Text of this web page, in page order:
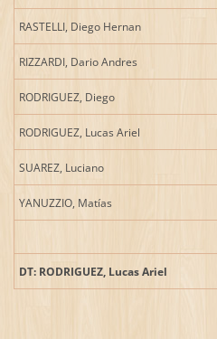
RASTELLI, Diego Hernan
RIZZARDI, Dario Andres
RODRIGUEZ, Diego
RODRIGUEZ, Lucas Ariel
SUAREZ, Luciano
YANUZZIO, Matías
DT: RODRIGUEZ, Lucas Ariel